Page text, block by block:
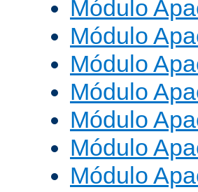
Módulo
Módulo
Módulo
Módulo
Módulo
Módulo
Módulo